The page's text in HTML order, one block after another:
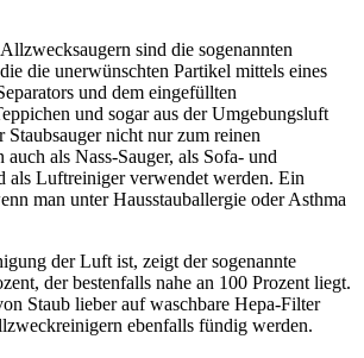
sind die sogenannten
die unerwünschten Partikel mittels eines
und dem eingefüllten
und sogar aus der Umgebungsluft
Staubsauger nicht nur zum reinen
auch als Nass-Sauger, als Sofa- und
als Luftreiniger verwendet werden. Ein
man unter Hausstauballergie oder Asthma
der Luft ist, zeigt der sogenannte
der bestenfalls nahe an 100 Prozent liegt.
Staub lieber auf waschbare Hepa-Filter
ebenfalls fündig werden.